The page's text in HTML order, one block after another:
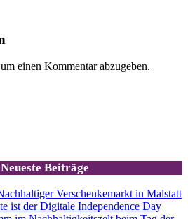
einen Kommentar abzugeben.
Neueste Beiträge
Verschenkemarkt in Malstatt
ist der Digitale Independence Day